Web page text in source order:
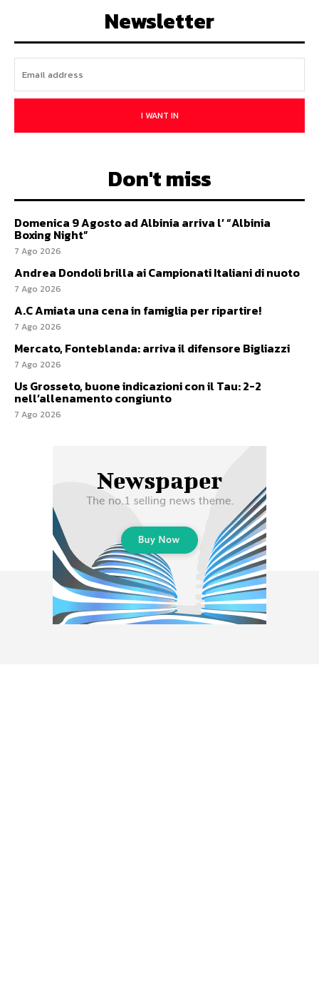
Newsletter
I WANT IN
Don't miss
Domenica 9 Agosto ad Albinia arriva l’ “Albinia
Boxing Night”
7 Ago 2026
Andrea Dondoli brilla ai Campionati Italiani di nuoto
7 Ago 2026
A.C Amiata una cena in famiglia per ripartire!
7 Ago 2026
Mercato, Fonteblanda: arriva il difensore Bigliazzi
7 Ago 2026
Us Grosseto, buone indicazioni con il Tau: 2-2
nell’allenamento congiunto
7 Ago 2026